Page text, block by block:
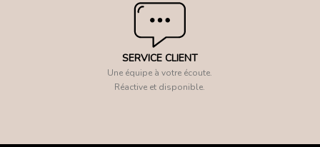
SERVICE CLIENT
Une équipe à votre écoute.
Réactive et disponible.